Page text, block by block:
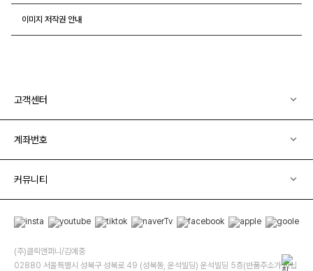
이미지 저작권 안내
고객센터
계좌번호
커뮤니티
(주)클릭앤퍼니/김예중
02880 서울특별시 성북구 성북로 49 (성북동, 운석빌딩) 운석빌딩 5층(반품주소가 아닙